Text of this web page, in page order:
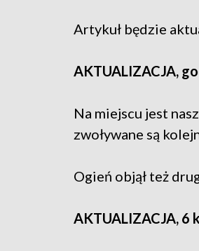
Artykuł będzie
AKTUALIZACJA,
Na miejscu jest
zwoływane są
Ogień objął też
AKTUALIZACJA, 6